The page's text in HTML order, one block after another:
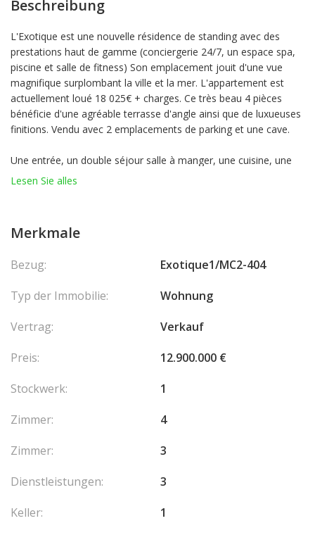
Beschreibung
L'Exotique est une nouvelle résidence de standing avec des
prestations haut de gamme (conciergerie 24/7, un espace spa,
piscine et salle de fitness) Son emplacement jouit d'une vue
magnifique surplombant la ville et la mer. L'appartement est
actuellement loué 18 025€ + charges. Ce très beau 4 pièces
bénéficie d'une agréable terrasse d'angle ainsi que de luxueuses
finitions. Vendu avec 2 emplacements de parking et une cave.
Une entrée, un double séjour salle à manger, une cuisine, une
chambre de maître avec salle de douche et dressing, 2
Lesen Sie alles
Merkmale
Bezug:
Exotique1/MC2-404
Typ der Immobilie:
Wohnung
Vertrag:
Verkauf
Preis:
12.900.000 €
Stockwerk:
1
Zimmer:
4
Zimmer:
3
Dienstleistungen:
3
Keller:
1